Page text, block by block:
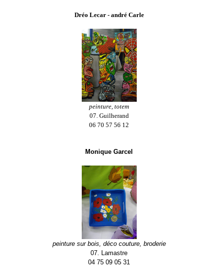
Dréo Lecar - andré Carle
peinture, totem
07. Guilherand
06 70 57 56 12
Monique Garcel
peinture sur bois, déco couture, broderie
07. Lamastre
04 75 09 05 31